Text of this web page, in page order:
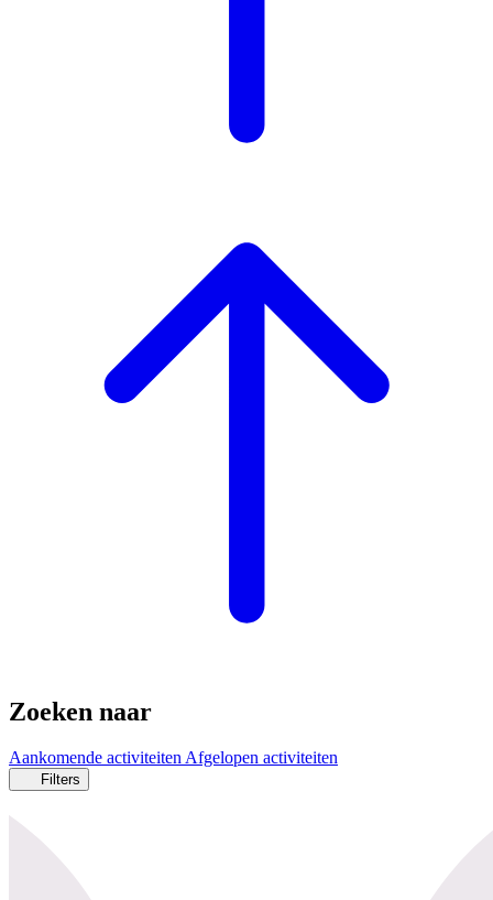
Zoeken naar
Aankomende activiteitenAfgelopen activiteiten
Filters